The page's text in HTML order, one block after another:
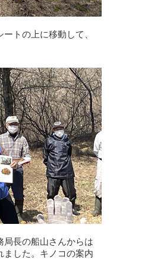
トの上に移動して、
局長の船山さんからは
ました。キノコの案内